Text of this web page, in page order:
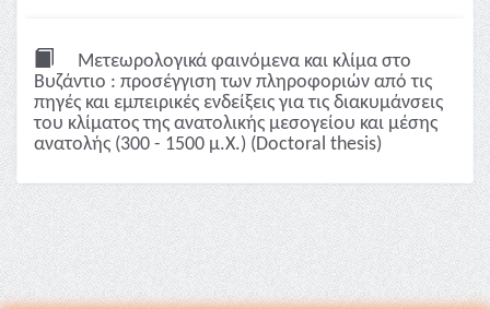
Μετεωρολογικά φαινόμενα και κλίμα στο
Βυζάντιο : προσέγγιση των πληροφοριών από τις
πηγές και εμπειρικές ενδείξεις για τις διακυμάνσεις
του κλίματος της ανατολικής μεσογείου και μέσης
ανατολής (300 - 1500 μ.Χ.) (Doctoral thesis)